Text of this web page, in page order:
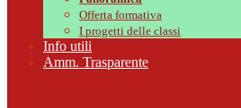
Offerta formativa
I progetti delle classi
Info utili
Amm. Trasparente